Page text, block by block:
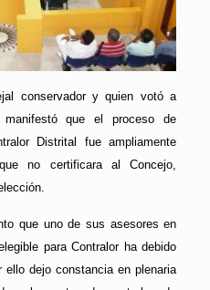
conservador y quien votó a
que el proceso de
Distrital fue ampliamente
no certificara al Concejo,
que uno de sus asesores en
para Contralor ha debido
ello dejo constancia en plenaria